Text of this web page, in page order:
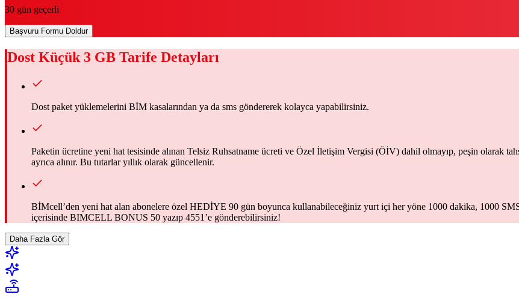
30 gün geçerli
Başvuru Formu Doldur
Dost Küçük 3 GB Tarife Detayları
Dost paket yüklemelerini BİM kasalarından ya da sms göndererek kolayca yapabilirsiniz.
Paketin ücretine yeni hat tesisinde alınan Telsiz Ruhsatname ücreti ve Özel İletişim Vergisi (ÖİV) dahil olmayıp, peşin olarak
ayrıca alınır. Bu tutarlar yıllık olarak güncellenir.
BİMcell’den yeni hat alan abonelere özel HEDİYE 90 gün boyunca kullanabileceğiniz yurt içi her yöne 1000 dakika, 1000
içerisinde BIMCELL BONUS 50 yazıp 4551’e gönderebilirsiniz!
Daha Fazla Gör